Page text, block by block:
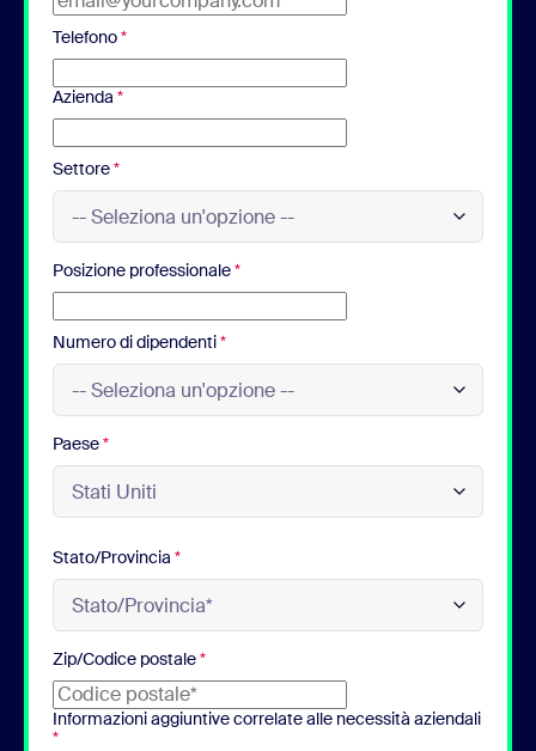
Telefono*
Azienda *
Settore*
Posizione professionale*
Numero di dipendenti*
Paese*
Stato/Provincia *
Zip/Codice postale*
Informazioni aggiuntive correlate alle necessità aziendali
*